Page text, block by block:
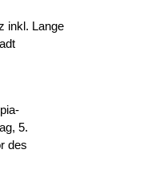
inkl. Lange
5.
des